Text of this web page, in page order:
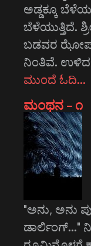
ಅಡ್ಡಕ್ಕೂ
ಬೆಳೆಯುತ್ತಿದೆ.
ಬಡವರ
ನಿಂತಿವೆ.
ಮುಂದೆ ಓದಿ…
ಮಂಥನ – ೧
"ಅನು, ಅನು
ಡಾರ್ಲಿಂಗ್..."